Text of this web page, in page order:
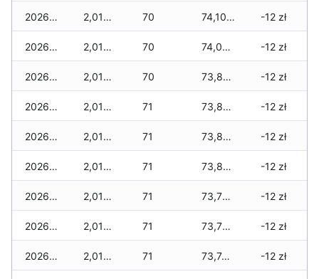
2026-01-28 2,010 zł 70 74,100 zł -12 zł
2026-01-27 2,010 zł 70 74,025 zł -12 zł
2026-01-26 2,010 zł 70 73,875 zł -12 zł
2026-01-25 2,010 zł 71 73,865 zł -12 zł
2026-01-24 2,010 zł 71 73,845 zł -12 zł
2026-01-23 2,010 zł 71 73,810 zł -12 zł
2026-01-22 2,010 zł 71 73,755 zł -12 zł
2026-01-21 2,010 zł 71 73,755 zł -12 zł
2026-01-20 2,010 zł 71 73,740 zł -12 zł